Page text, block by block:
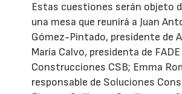
Estas cuestiones serán objeto
una mesa que reunirá a Juan
Gómez-Pintado, presidente de
María Calvo, presidenta de FADE
Construcciones CSB; Emma
responsable de Soluciones